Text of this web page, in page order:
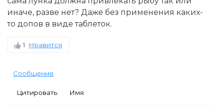
иначе, разве нет? Даже без применения каких-
то допов в виде таблеток.
1 Нравится
Сообщение
Цитировать Имя